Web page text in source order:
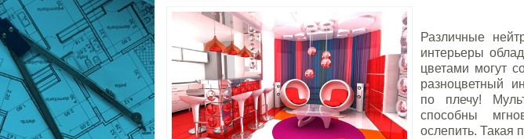
Различные
интерьеры
цветами могут
разноцветный
по плечу!
способны
ослепить. Такая